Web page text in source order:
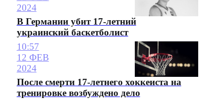
2024
В Германии убит 17-летний
украинский баскетболист
10:57
12 ФЕВ
2024
После смерти 17-летнего хоккеиста на
тренировке возбуждено дело